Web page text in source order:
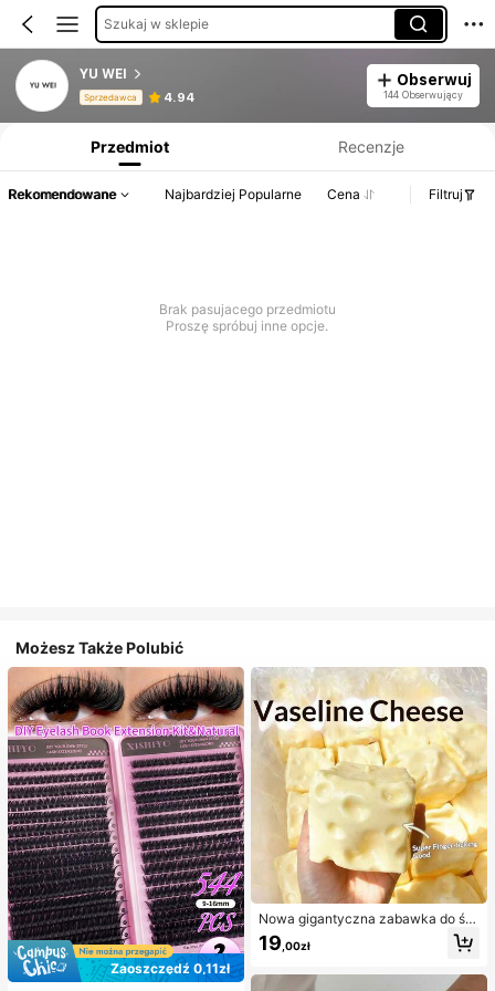
Szukaj w sklepie
YU WEI
Sprzedawca 4.94
Obserwuj
144 Obserwujący
Przedmiot Recenzje
Rekomendowane Najbardziej Popularne Cena Filtruj
Brak pasujacego przedmiotu
Proszę spróbuj inne opcje.
Możesz Także Polubić
Zaoszczędź 0,11zł
Nowa gigantyczna zabawka do ści
skania w kształcie sera z nadzienie
m, kwadratowa piłka serowa do ści
a, powolne odbijanie, obudowa z T
19 ,00zł